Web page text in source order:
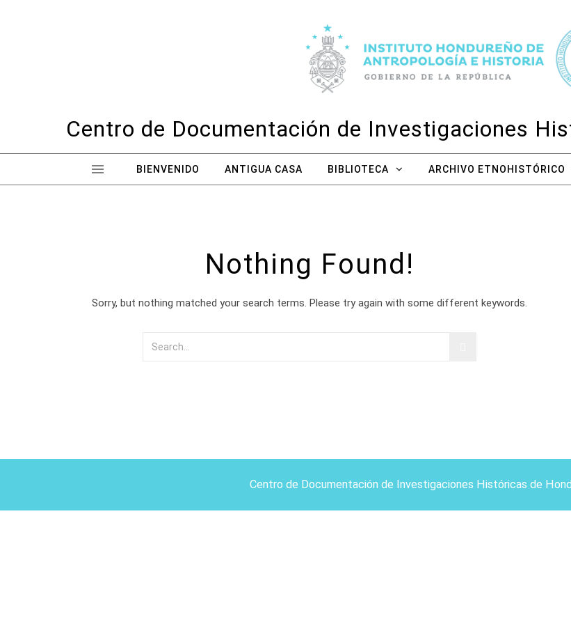
Centro de Documentación de Investigaciones
BIENVENIDO ANTIGUA CASA BIBLIOTECA ARCHIVO ETNOHISTÓRICO
Nothing Found!
Sorry, but nothing matched your search terms. Please try again with some different keywords.
Centro de Documentación de Investigaciones Históricas de